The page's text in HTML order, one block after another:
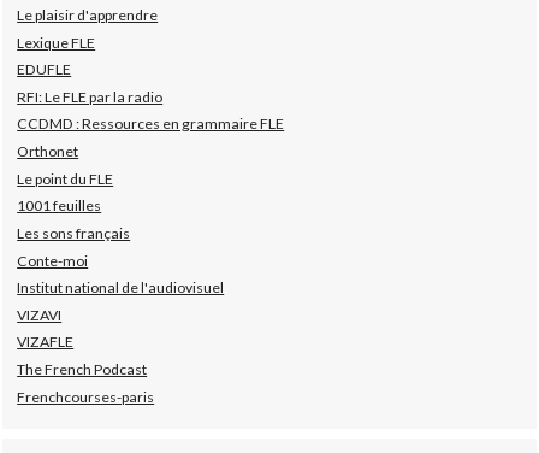
Le plaisir d'apprendre
Lexique FLE
EDUFLE
RFI: Le FLE par la radio
CCDMD : Ressources en grammaire FLE
Orthonet
Le point du FLE
1001 feuilles
Les sons français
Conte-moi
Institut national de l'audiovisuel
VIZAVI
VIZAFLE
The French Podcast
Frenchcourses-paris